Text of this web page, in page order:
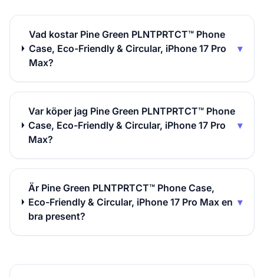
Vad kostar Pine Green PLNTPRTCT™ Phone
Case, Eco-Friendly & Circular, iPhone 17 Pro
Max?
▾
Var köper jag Pine Green PLNTPRTCT™ Phone
Case, Eco-Friendly & Circular, iPhone 17 Pro
Max?
▾
Är Pine Green PLNTPRTCT™ Phone Case,
Eco-Friendly & Circular, iPhone 17 Pro Max en
bra present?
▾